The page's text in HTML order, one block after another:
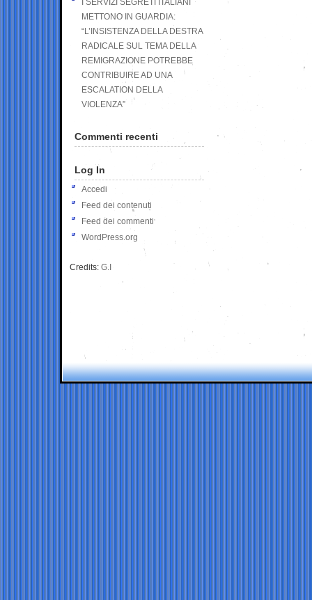
I SERVIZI SEGRETI ITALIANI
METTONO IN GUARDIA:
“L’INSISTENZA DELLA DESTRA
RADICALE SUL TEMA DELLA
REMIGRAZIONE POTREBBE
CONTRIBUIRE AD UNA
ESCALATION DELLA
VIOLENZA”
Commenti recenti
Log In
Accedi
Feed dei contenuti
Feed dei commenti
WordPress.org
Credits: G.I